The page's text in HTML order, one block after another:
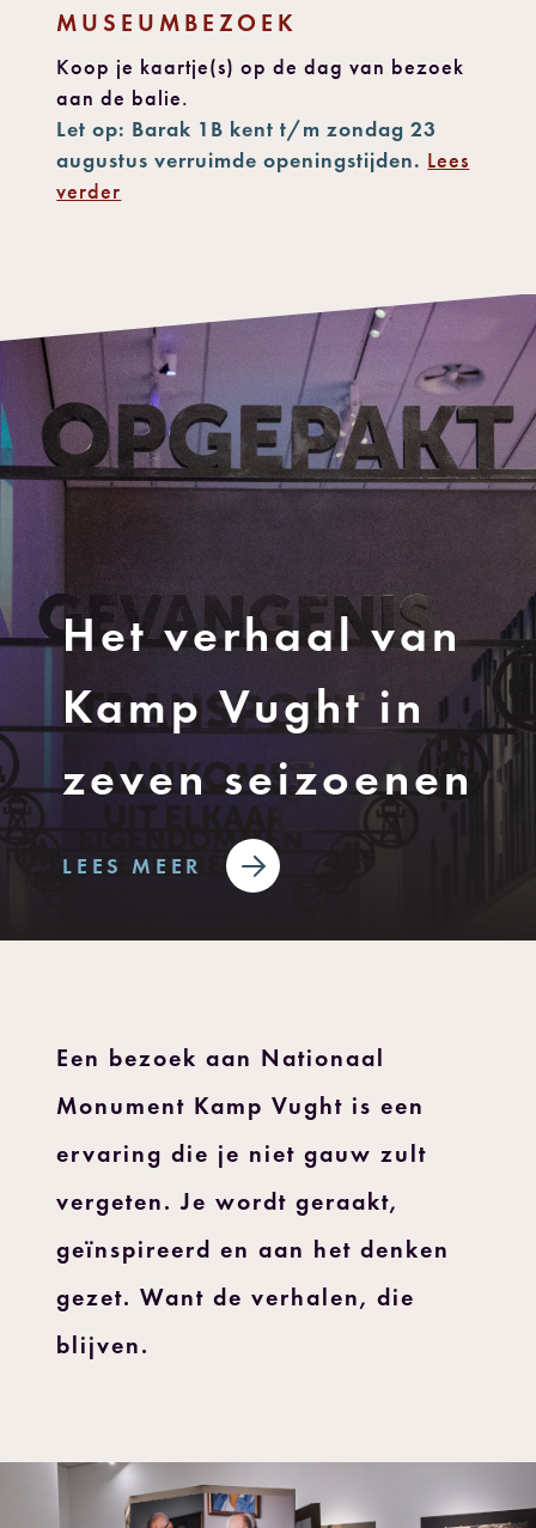
MUSEUMBEZOEK
Koop je kaartje(s) op de dag van bezoek
aan de balie.
Let op: Barak 1B kent t/m zondag 23
augustus verruimde openingstijden. Lees
verder
Het verhaal van
Kamp Vught in
zeven seizoenen
LEES MEER
Een bezoek aan Nationaal
Monument Kamp Vught is een
ervaring die je niet gauw zult
vergeten. Je wordt geraakt,
geïnspireerd en aan het denken
gezet. Want de verhalen, die
blijven.